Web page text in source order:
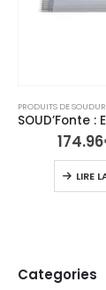
PRODUITS DE
174.96
LIRE
Categories